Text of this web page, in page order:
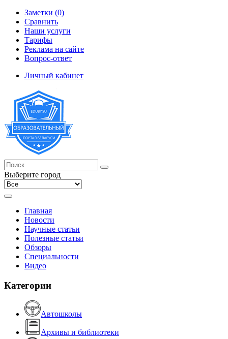
Заметки (0)
Сравнить
Наши услуги
Тарифы
Реклама на сайте
Вопрос-ответ
Личный кабинет
Выберите город
Главная
Новости
Научные статьи
Полезные статьи
Обзоры
Специальности
Видео
Категории
Автошколы
Архивы и библиотеки